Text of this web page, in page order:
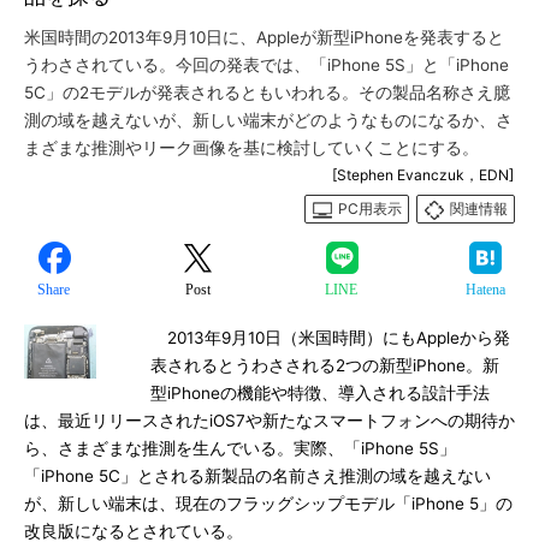
米国時間の2013年9月10日に、Appleが新型iPhoneを発表すると
うわさされている。今回の発表では、「iPhone 5S」と「iPhone
5C」の2モデルが発表されるともいわれる。その製品名称さえ臆
測の域を越えないが、新しい端末がどのようなものになるか、さ
まざまな推測やリーク画像を基に検討していくことにする。
[Stephen Evanczuk，EDN]
PC用表示
関連情報
Share Post LINE Hatena
2013年9月10日（米国時間）にもAppleから発
表されるとうわさされる2つの新型iPhone。新
型iPhoneの機能や特徴、導入される設計手法
は、最近リリースされたiOS7や新たなスマートフォンへの期待か
ら、さまざまな推測を生んでいる。実際、「iPhone 5S」
「iPhone 5C」とされる新製品の名前さえ推測の域を越えない
が、新しい端末は、現在のフラッグシップモデル「iPhone 5」の
改良版になるとされている。